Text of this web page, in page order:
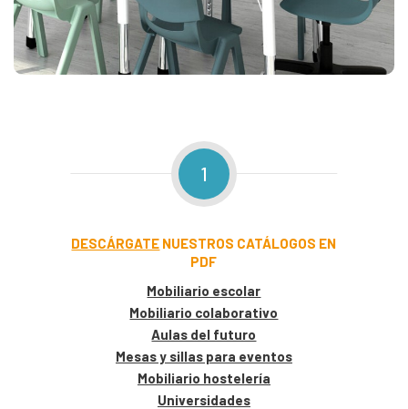
1
DESCÁRGATE NUESTROS CATÁLOGOS EN
PDF
Mobiliario escolar
Mobiliario colaborativo
Aulas del futuro
Mesas y sillas para eventos
Mobiliario hostelería
Universidades